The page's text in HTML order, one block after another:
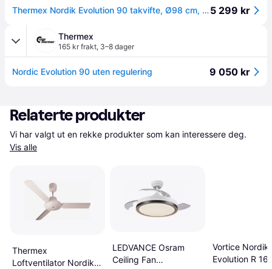
Thermex Nordik Evolution 90 takvifte, Ø98 cm, hvit5 299 kr
Thermex
165 kr frakt, 3–8 dager
Nordic Evolution 90 uten regulering 9 050 kr
Relaterte produkter
Vis alle
Thermex
Loftventilator Nordik
LEDVANCE Osram
Ceiling Fan
Vortice Nordik
Evolution R